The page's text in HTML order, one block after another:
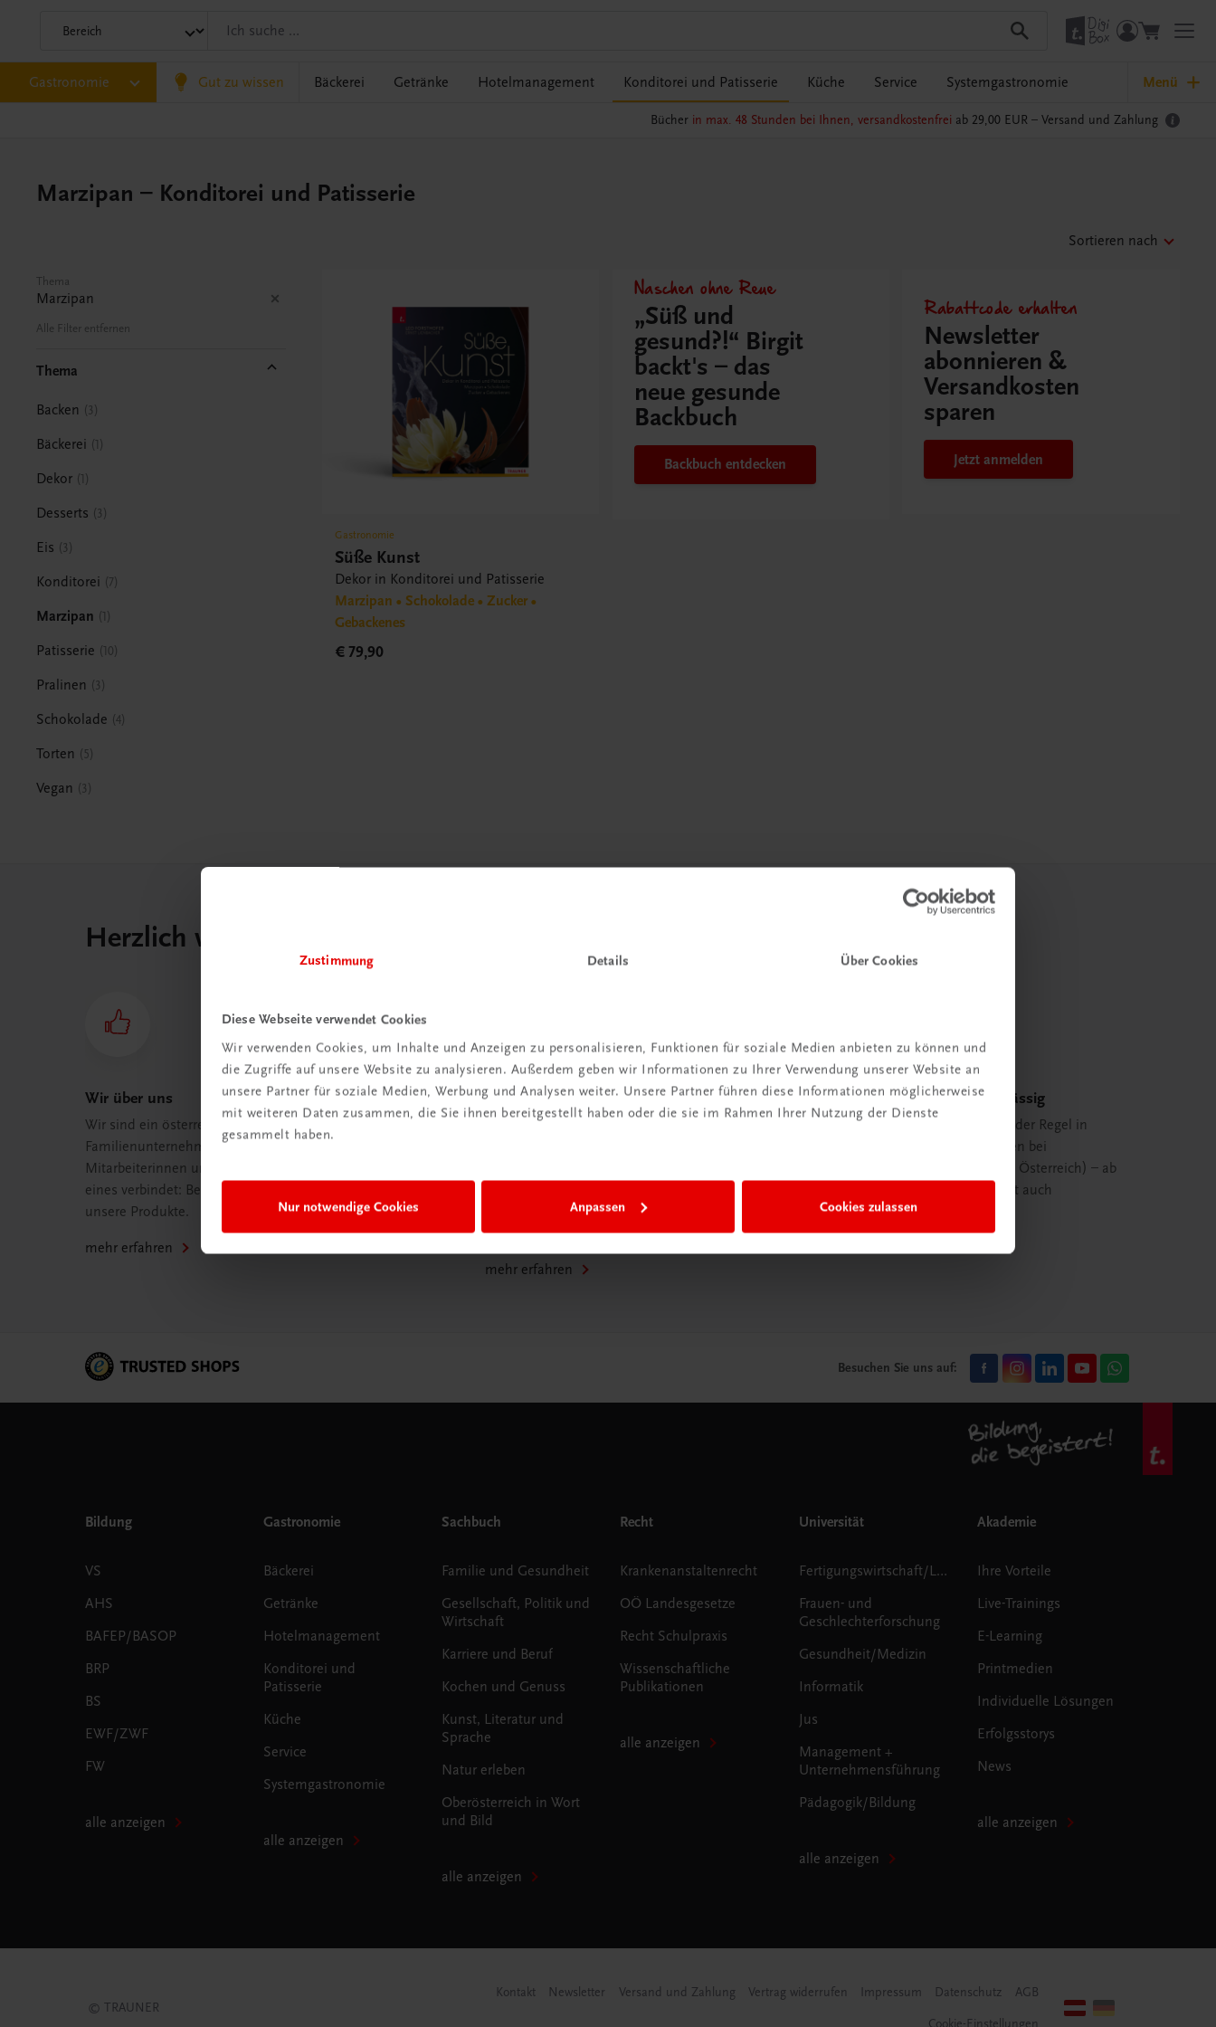
Zustimmung Details Über Cookies
Diese Webseite verwendet Cookies
Wir verwenden Cookies, um Inhalte und Anzeigen zu personalisieren, Funktionen für soziale Medien anbieten zu können und
die Zugriffe auf unsere Website zu analysieren. Außerdem geben wir Informationen zu Ihrer Verwendung unserer Website an
unsere Partner für soziale Medien, Werbung und Analysen weiter. Unsere Partner führen diese Informationen möglicherweise
mit weiteren Daten zusammen, die Sie ihnen bereitgestellt haben oder die sie im Rahmen Ihrer Nutzung der Dienste
gesammelt haben.
Nur notwendige Cookies Anpassen Cookies zulassen
Gastronomie Gut zu wissen Bäckerei Getränke Hotelmanagement Konditorei und Patisserie Küche Service Systemgastronomie Menü
Bücher in max. 48 Stunden bei Ihnen, versandkostenfrei ab 29,00 EUR – Versand und Zahlung
Marzipan – Konditorei und Patisserie
Sortieren nach
Thema
Marzipan
Alle Filter entfernen
Thema
Backen 3
Bäckerei 1
Dekor 1
Desserts 3
Eis 3
Konditorei 7
Marzipan 1
Patisserie 10
Pralinen 3
Schokolade 4
Torten 5
Vegan 3
Gastronomie
Süße Kunst
Dekor in Konditorei und Patisserie
Marzipan • Schokolade • Zucker •
Gebackenes
€ 79,90
Naschen ohne Reue
„Süß und
gesund?!“ Birgit
backt's – das
neue gesunde
Backbuch
Backbuch entdecken
Rabattcode erhalten
Newsletter
abonnieren &
Versandkosten
sparen
Jetzt anmelden
Herzlich willkommen bei TRAUNER!
Wir über uns
Wir sind ein österreichisches
Familienunternehmen mit 75
Mitarbeiterinnen und Mitarbeitern, die
eines verbindet: Begeisterung für
unsere Produkte.
mehr erfahren
Wir sind gerne für Sie da
TRAUNER Verlag + Buchservice GmbH
buchservice@trauner.at
WhatsApp:+43 664 88 58 69 41
mehr erfahren
Schnell und zuverlässig
Ihre Bestellung ist in der Regel in
spätestens 48 Stunden bei
Ihnen (innerhalb von Österreich) – ab
29,00 EUR Bestellwert auch
versandkostenfrei.
Besuchen Sie uns auf:
Bildung
VS
AHS
BAFEP/BASOP
BRP
BS
EWF/ZWF
FW
alle anzeigen
Gastronomie
Bäckerei
Getränke
Hotelmanagement
Konditorei und
Patisserie
Küche
Service
Systemgastronomie
alle anzeigen
Sachbuch
Familie und Gesundheit
Gesellschaft, Politik und
Wirtschaft
Karriere und Beruf
Kochen und Genuss
Kunst, Literatur und
Sprache
Natur erleben
Oberösterreich in Wort
und Bild
alle anzeigen
Recht
Krankenanstaltenrecht
OÖ Landesgesetze
Recht Schulpraxis
Wissenschaftliche
Publikationen
alle anzeigen
Universität
Fertigungswirtschaft/Logistik
Frauen- und
Geschlechterforschung
Gesundheit/Medizin
Informatik
Jus
Management +
Unternehmensführung
Pädagogik/Bildung
alle anzeigen
Akademie
Ihre Vorteile
Live-Trainings
E-Learning
Printmedien
Individuelle Lösungen
Erfolgsstorys
News
alle anzeigen
© TRAUNER
Kontakt Newsletter Versand und Zahlung Vertrag widerrufen Impressum Datenschutz AGB
Cookie-Einstellungen